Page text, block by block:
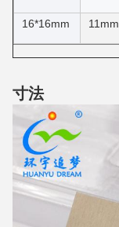
16*16mm 11mm
寸法